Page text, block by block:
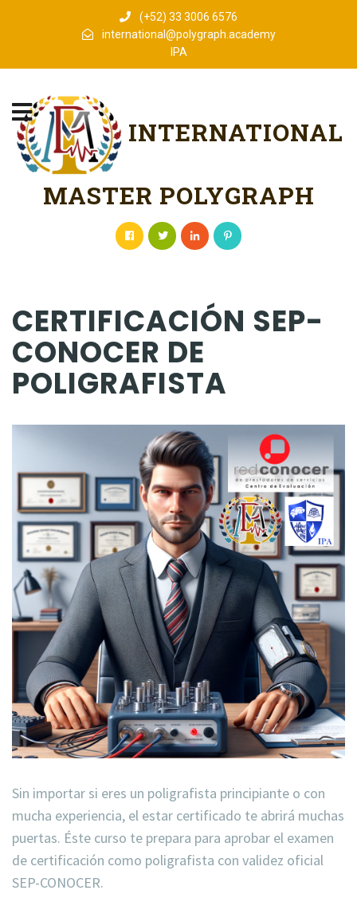
(+52) 33 3006 6576
international@polygraph.academy
IPA
INTERNATIONAL
MASTER POLYGRAPH
CERTIFICACIÓN SEP-
CONOCER DE
POLIGRAFISTA
Sin importar si eres un poligrafista principiante o con
mucha experiencia, el estar certificado te abrirá muchas
puertas. Éste curso te prepara para aprobar el examen
de certificación como poligrafista con validez oficial
SEP-CONOCER.